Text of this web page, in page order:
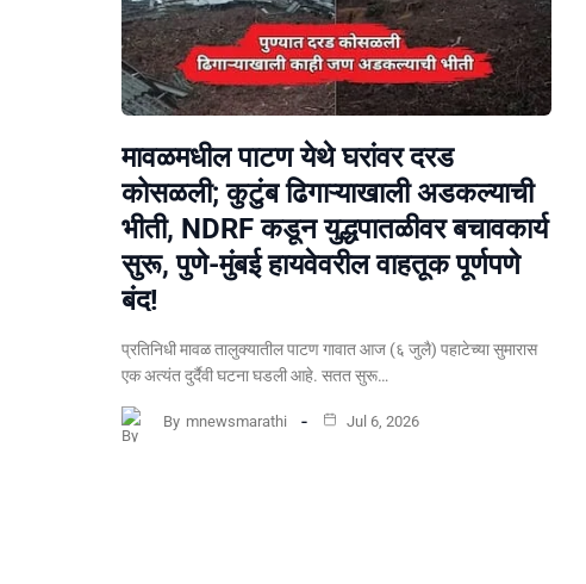
मावळमधील पाटण येथे घरांवर दरड
कोसळली; कुटुंब ढिगाऱ्याखाली अडकल्याची
भीती, NDRF कडून युद्धपातळीवर बचावकार्य
सुरू, पुणे-मुंबई हायवेवरील वाहतूक पूर्णपणे
बंद!
​प्रतिनिधी मावळ तालुक्यातील पाटण गावात आज (६ जुलै) पहाटेच्या सुमारास
एक अत्यंत दुर्दैवी घटना घडली आहे. सतत सुरू…
By mnewsmarathi Jul 6, 2026